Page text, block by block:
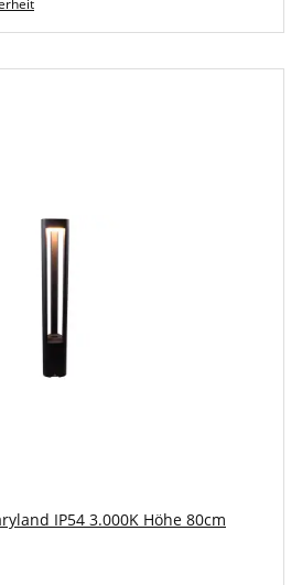
IP54 3.000K Höhe 80cm